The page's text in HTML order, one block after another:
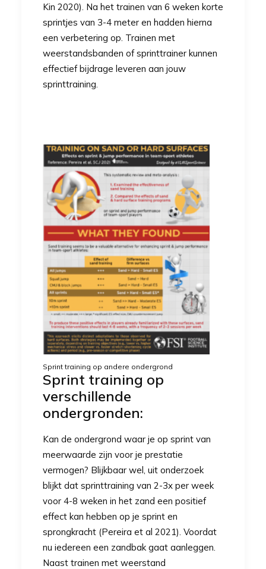
Kin 2020) . Na het trainen van 6 weken korte
sprintjes van 3-4 meter en hadden hierna
een verbetering op. Trainen met
weerstandsbanden ofsprinttrainer kunnen
effectief bijdrage leveren aan jouw
sprinttraining.
Sprint training op andere ondergrond
Sprint training op
verschillende
ondergronden:
Kan de ondergrond waar je op sprint van
meerwaarde zijn voor je prestatie
vermogen? Blijkbaar wel, uit onderzoek
blijkt dat sprinttraining van 2-3x per week
voor 4-8 weken in het zand een positief
effect kan hebben op je sprint en
sprongkracht (Pereira et al 2021). Voordat
nu iedereen een zandbak gaat aanleggen.
Naast trainen met weerstand